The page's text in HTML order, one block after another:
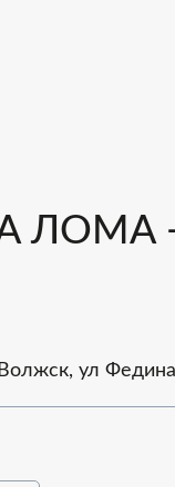
ЛОМА
ул